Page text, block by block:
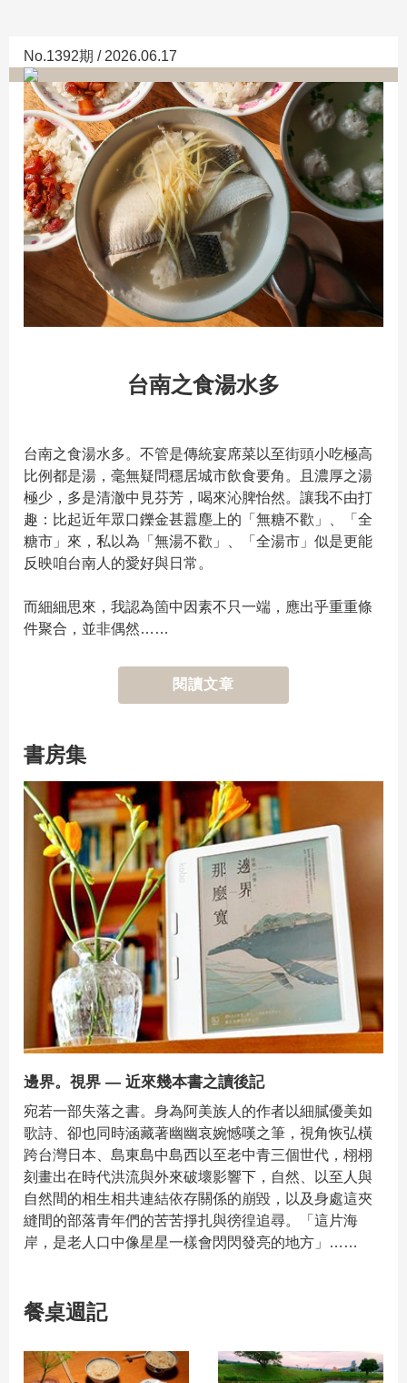
No.1392期 / 2026.06.17
台南之食湯水多
台南之食湯水多。不管是傳統宴席菜以至街頭小吃極高
比例都是湯，毫無疑問穩居城市飲食要角。且濃厚之湯
極少，多是清澈中見芬芳，喝來沁脾怡然。讓我不由打
趣：比起近年眾口鑠金甚囂塵上的「無糖不歡」、「全
糖市」來，私以為「無湯不歡」、「全湯市」似是更能
反映咱台南人的愛好與日常。
而細細思來，我認為箇中因素不只一端，應出乎重重條
件聚合，並非偶然……
閱讀文章
書房集
邊界。視界 — 近來幾本書之讀後記
宛若一部失落之書。身為阿美族人的作者以細膩優美如
歌詩、卻也同時涵藏著幽幽哀婉憾嘆之筆，視角恢弘橫
跨台灣日本、島東島中島西以至老中青三個世代，栩栩
刻畫出在時代洪流與外來破壞影響下，自然、以至人與
自然間的相生相共連結依存關係的崩毀，以及身處這夾
縫間的部落青年們的苦苦掙扎與徬徨追尋。「這片海
岸，是老人口中像星星一樣會閃閃發亮的地方」……
餐桌週記